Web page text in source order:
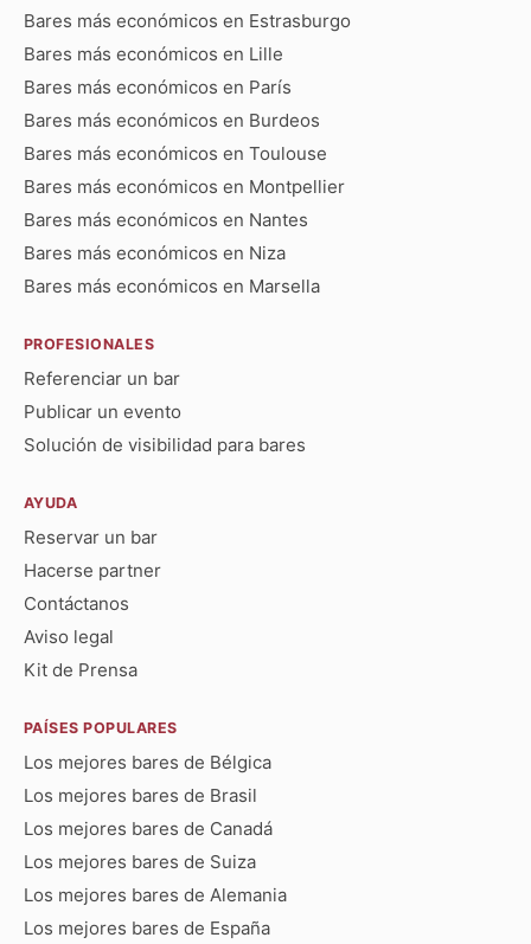
Bares más económicos en Estrasburgo
Bares más económicos en Lille
Bares más económicos en París
Bares más económicos en Burdeos
Bares más económicos en Toulouse
Bares más económicos en Montpellier
Bares más económicos en Nantes
Bares más económicos en Niza
Bares más económicos en Marsella
PROFESIONALES
Referenciar un bar
Publicar un evento
Solución de visibilidad para bares
AYUDA
Reservar un bar
Hacerse partner
Contáctanos
Aviso legal
Kit de Prensa
PAÍSES POPULARES
Los mejores bares de Bélgica
Los mejores bares de Brasil
Los mejores bares de Canadá
Los mejores bares de Suiza
Los mejores bares de Alemania
Los mejores bares de España